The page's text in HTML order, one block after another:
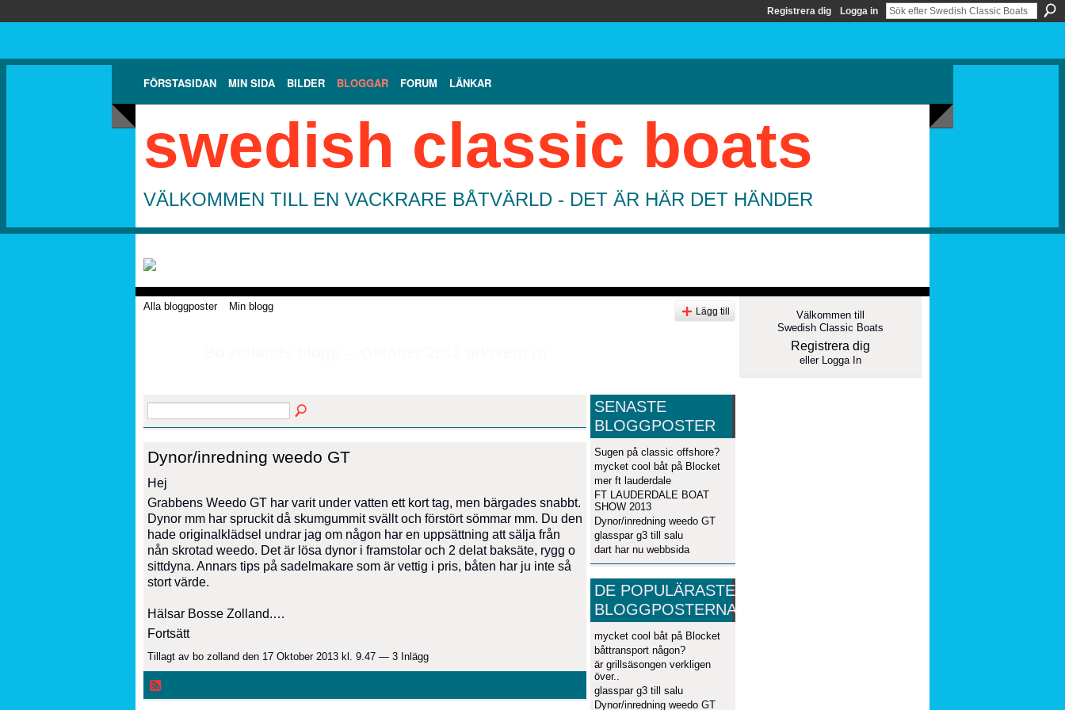
Registrera dig Logga in
FÖRSTASIDAN MIN SIDA BILDER BLOGGAR FORUM LÄNKAR
swedish classic boats
VÄLKOMMEN TILL EN VACKRARE BÅTVÄRLD - DET ÄR HÄR DET HÄNDER
Alla bloggposter Min blogg Lägg till
Dynor/inredning weedo GT
Hej
Grabbens Weedo GT har varit under vatten ett kort tag, men bärgades snabbt.
Dynor mm har spruckit då skumgummit svällt och förstört sömmar mm. Du den
hade originalklädsel undrar jag om någon har en uppsättning att sälja från
nån skrotad weedo. Det är lösa dynor i framstolar och 2 delat baksäte, rygg o
sittdyna. Annars tips på sadelmakare som är vettig i pris, båten har ju inte så
stort värde.
Hälsar Bosse Zolland.…
Fortsätt
Tillagt av bo zolland den 17 Oktober 2013 kl. 9.47 — 3 Inlägg
SENASTE
BLOGGPOSTER
Sugen på classic offshore?
mycket cool båt på Blocket
mer ft lauderdale
FT LAUDERDALE BOAT
SHOW 2013
Dynor/inredning weedo GT
glasspar g3 till salu
dart har nu webbsida
DE POPULÄRASTE
BLOGGPOSTERNA
mycket cool båt på Blocket
båttransport någon?
är grillsäsongen verkligen
över..
glasspar g3 till salu
Dynor/inredning weedo GT
Välkommen till
Swedish Classic Boats
Registrera dig
eller Logga In